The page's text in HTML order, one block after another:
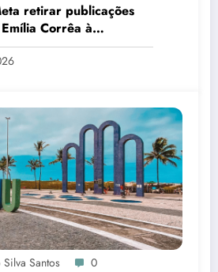
retirar publicações
Corrêa à
responsáveis
Santos 0